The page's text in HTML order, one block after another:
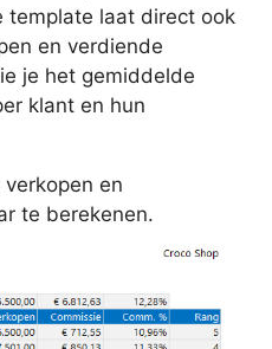
template laat direct ook
en verdiende
je het gemiddelde
klant en hun
en
te berekenen.